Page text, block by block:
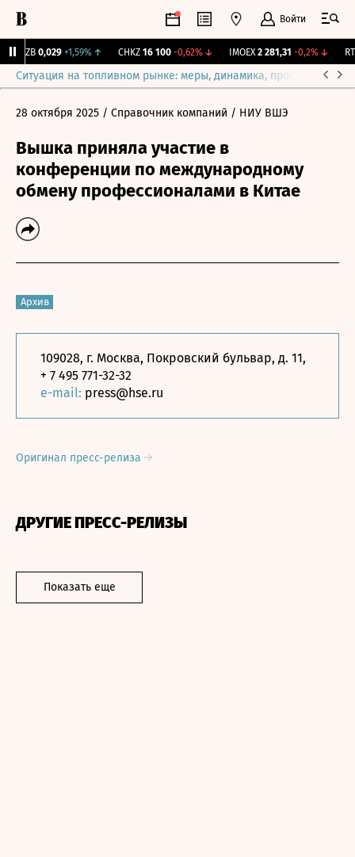
Войти
KUZB 0,029 +1,59%↑ CHKZ 16 100 -0,62%↓ IMOEX 2 281,31 -0,2%↓
Ситуация на топливном рынке: меры, динамика, прогнозы
28 октября 2025 / Справочник компаний / НИУ ВШЭ
Вышка приняла участие в
конференции по международному
обмену профессионалами в Китае
Архив
109028, г. Москва, Покровский бульвар, д. 11,
+ 7 495 771-32-32
e-mail: press@hse.ru
Оригинал пресс-релиза
ДРУГИЕ ПРЕСС-РЕЛИЗЫ
Показать еще